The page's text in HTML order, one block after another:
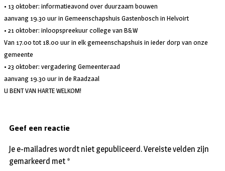
• 13 oktober: informatieavond over duurzaam bouwen
aanvang 19.30 uur in Gemeenschapshuis Gastenbosch in Helvoirt
• 21 oktober: inloopspreekuur college van B&W
Van 17.00 tot 18.00 uur in elk gemeenschapshuis in ieder dorp van onze
gemeente
• 23 oktober: vergadering Gemeenteraad
aanvang 19.30 uur in de Raadzaal
U BENT VAN HARTE WELKOM!
Geef een reactie
Je e-mailadres wordt niet gepubliceerd.Vereiste velden zijn
gemarkeerd met *